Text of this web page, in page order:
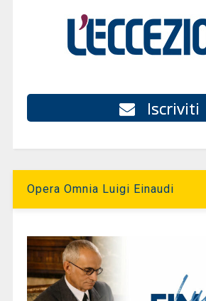
Iscriviti
Opera Omnia Luigi Einaudi